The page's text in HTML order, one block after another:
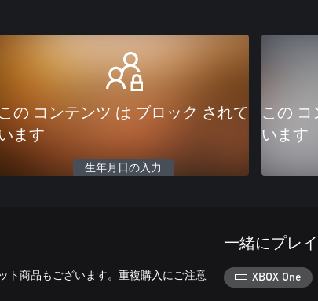
この コンテンツ は ブロック されて
ます
生年月日の入力
この コ
います
ト商品もございます。重複購入にご注意
一緒にプレ
XBOX One